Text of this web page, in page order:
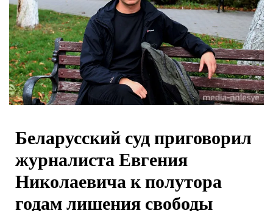
Беларусский суд приговорил
журналиста Евгения
Николаевича к полутора